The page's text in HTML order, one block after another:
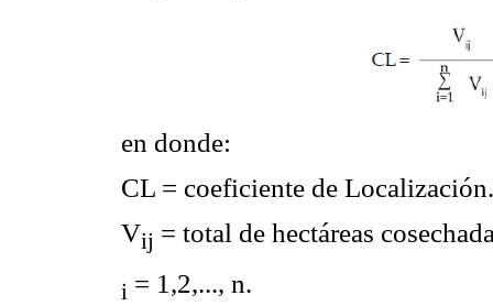
en donde:
CL = coeficiente de Localización.
Vij = total de hectáreas
i = 1,2,..., n.